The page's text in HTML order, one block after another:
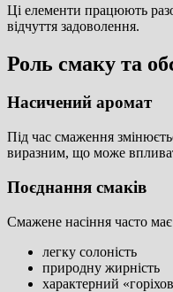
Ці елементи працюють
відчуття задоволення.
Роль смаку та
Насичений аромат
Під час смаження
виразним, що може
Поєднання смаків
Смажене насіння часто
легку солоність
природну жирність
характерний